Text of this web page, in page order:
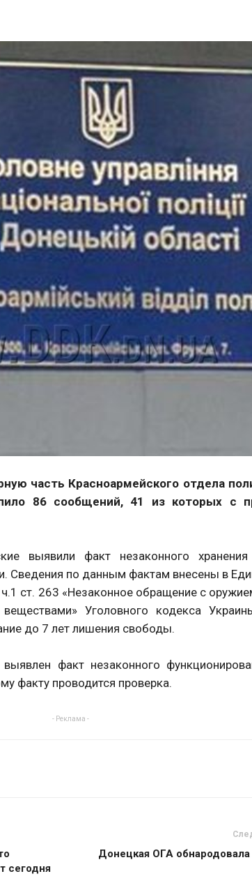
часть Красноармейского отдела
86 сообщений, 41 из которых с
выявили факт незаконного
Сведения по данным фактам внесены в
ст. 263 «Незаконное обращение с
Уголовного кодекса
до 7 лет лишения свободы.
факт незаконного
факту проводится проверка.
- Реклама -
сегодня
Донецкая ОГА